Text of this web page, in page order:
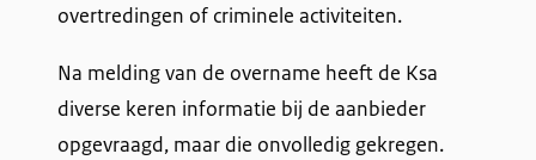
overtredingen of criminele activiteiten.
Na melding van de overname heeft de Ksa
diverse keren informatie bij de aanbieder
opgevraagd, maar die onvolledig gekregen.